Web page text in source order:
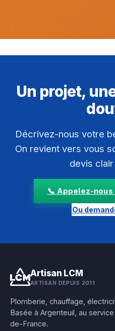
Un projet,
Décrivez-nous votre
On revient vers vous
devis
📞 Appelez-nous
Ou
Artisan LCM
ARTISAN DEPUIS 2011
Plomberie, chauffage,
Basée à Argenteuil, au
de-France.